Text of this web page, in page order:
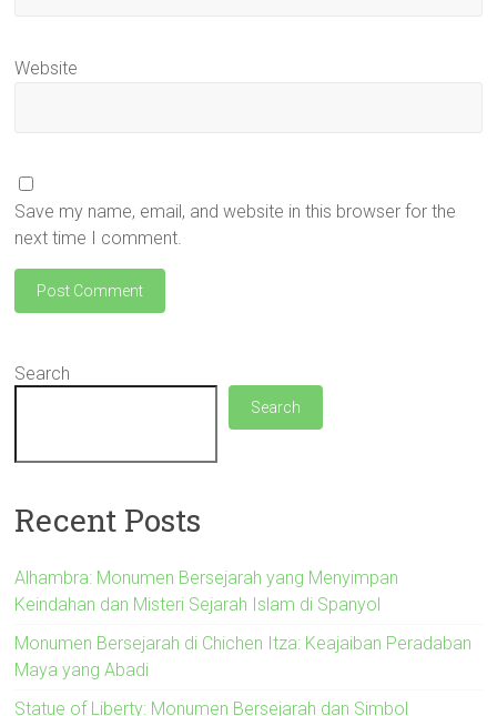
Website
Save my name, email, and website in this browser for the
next time I comment.
Search
Search
Recent Posts
Alhambra: Monumen Bersejarah yang Menyimpan
Keindahan dan Misteri Sejarah Islam di Spanyol
Monumen Bersejarah di Chichen Itza: Keajaiban Peradaban
Maya yang Abadi
Statue of Liberty: Monumen Bersejarah dan Simbol